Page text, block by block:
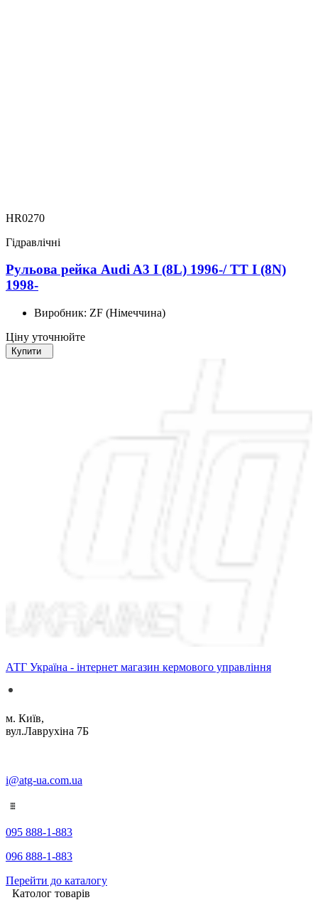
HR0270
Гідравлічні
Рульова рейка Audi A3 I (8L) 1996-/ TT I (8N)
1998-
Виробник: ZF (Німеччина)
Ціну уточнюйте
Купити
АТГ Україна - інтернет магазин кермового управління
м. Київ,
вул.Лаврухіна 7Б
i@atg-ua.com.ua
095 888-1-883
096 888-1-883
Перейти до каталогу
Католог товарів